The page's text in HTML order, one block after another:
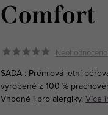
Comfort
Neohodnoceno
SADA : Prémiová letní
vyrobené z 100 %
Vhodné i pro alergiky. Více